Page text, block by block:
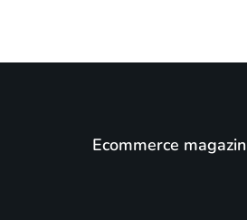
Ecommerce magazin